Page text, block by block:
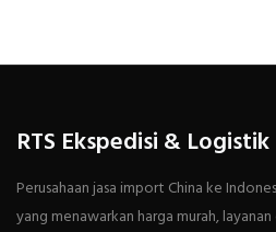
RTS Ekspedisi & Logistik
Perusahaan jasa import China ke
yang menawarkan harga murah,